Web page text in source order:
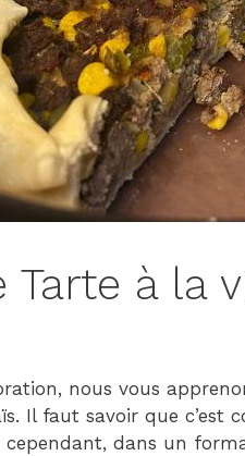
Tarte à la
nous vous
Il faut savoir que c’est
cependant, dans un